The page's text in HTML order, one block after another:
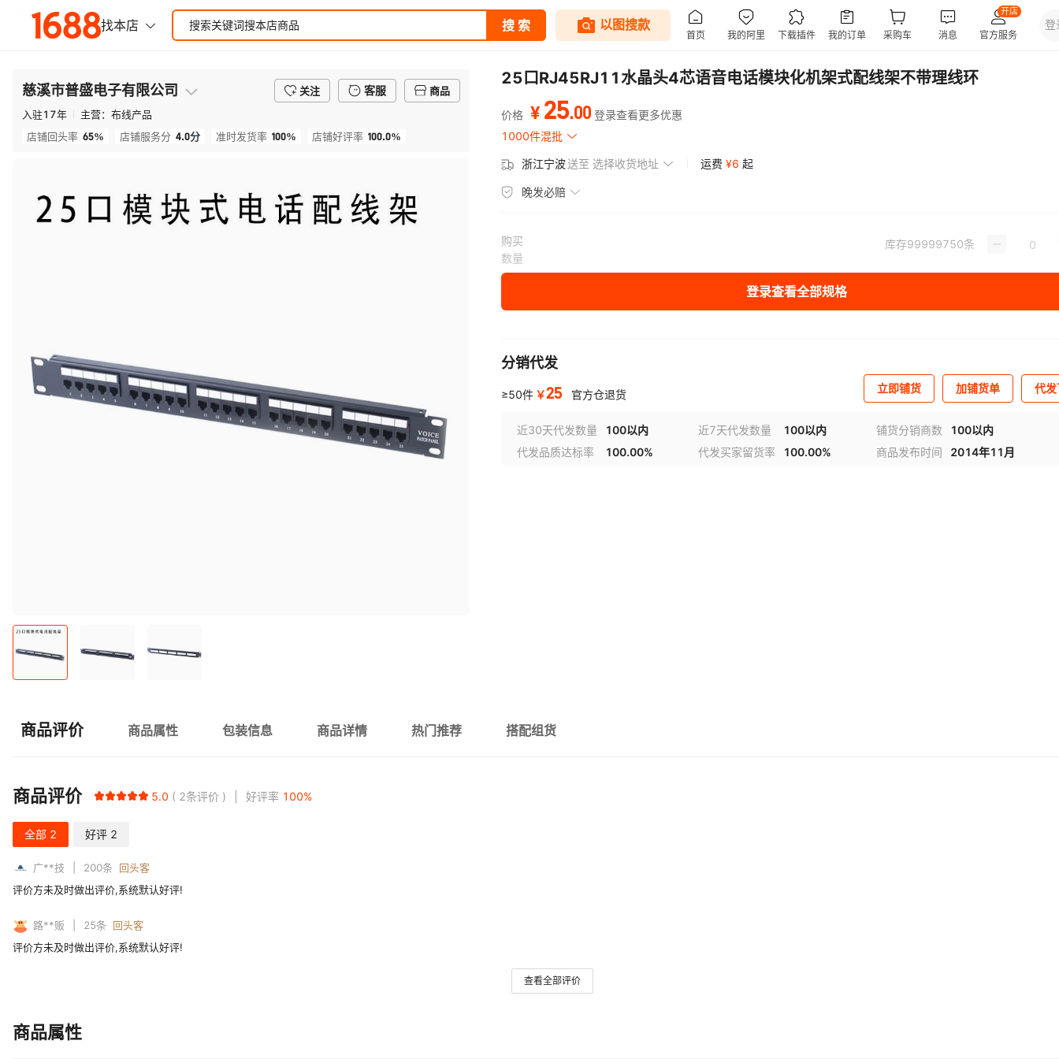
慈溪市普盛电子有限公司 关注 客服
商品
入驻17年 主营： 布线产品
店铺回头率 65% 店铺服务分 4.0分 准时发货率 100% 店铺好评率 100.0%
25口RJ45RJ11水晶头4芯语音电话模块化机架式配线架不带理线环
价格 ¥ 25.00 登录查看更多优惠
1000件混批
浙江宁波送至 选择收货地址 运费 ¥6 起
晚发必赔
购买
数量
库存99999750条
登录查看全部规格
分销代发
≥50件 ￥25 官方仓退货 立即铺货 加铺货单 代
近30天代发数量 100以内 近7天代发数量 100以内 铺货分销商数
100以内
代发品质达标率
100.00% 代发买家留货率 100.00% 商品发布时间 2014年11月
商品评价 商品属性 包装信息 商品详情 热门推荐 搭配组货
商品评价 5.0 2条评价 好评率 100%
全部 2 好评 2
广**技 200条 回头客
评价方未及时做出评价,系统默认好评!
路**贩 25条 回头客
评价方未及时做出评价,系统默认好评!
查看全部评价
商品属性